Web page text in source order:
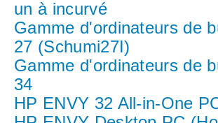
un à incurvé
Gamme d'ordinateurs de
27 (Schumi27I)
Gamme d'ordinateurs de
34
HP ENVY 32 All-in-One